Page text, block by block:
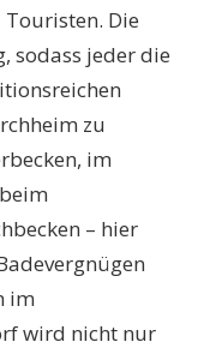
Die
sodass jeder die
zu
im
– hier
im
wird nicht nur